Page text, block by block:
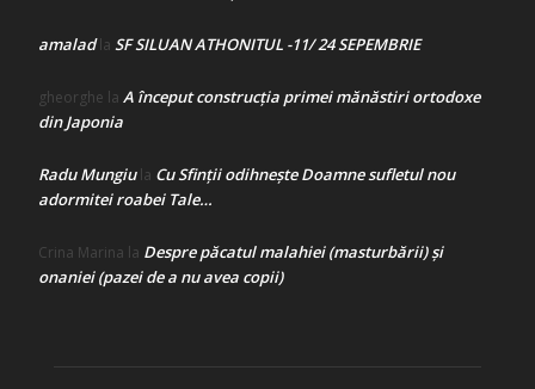
amaladla SF SILUAN ATHONITUL -11/ 24 SEPEMBRIE
gheorghe la A început construcţia primei mănăstiri ortodoxe
din Japonia
Radu Mungiula Cu Sfinții odihnește Doamne sufletul nou
adormitei roabei Tale…
Crina Marina la Despre păcatul malahiei (masturbării) şi
onaniei (pazei de a nu avea copii)